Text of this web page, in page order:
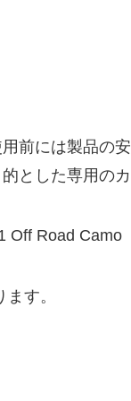
前には製品の安
とした専用のカ
Off Road Camo
す。